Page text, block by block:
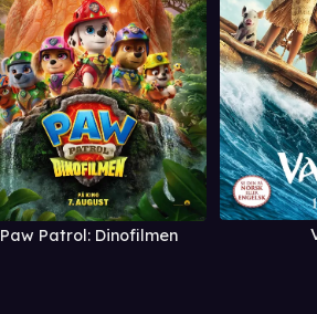
Paw Patrol: Dinofilmen